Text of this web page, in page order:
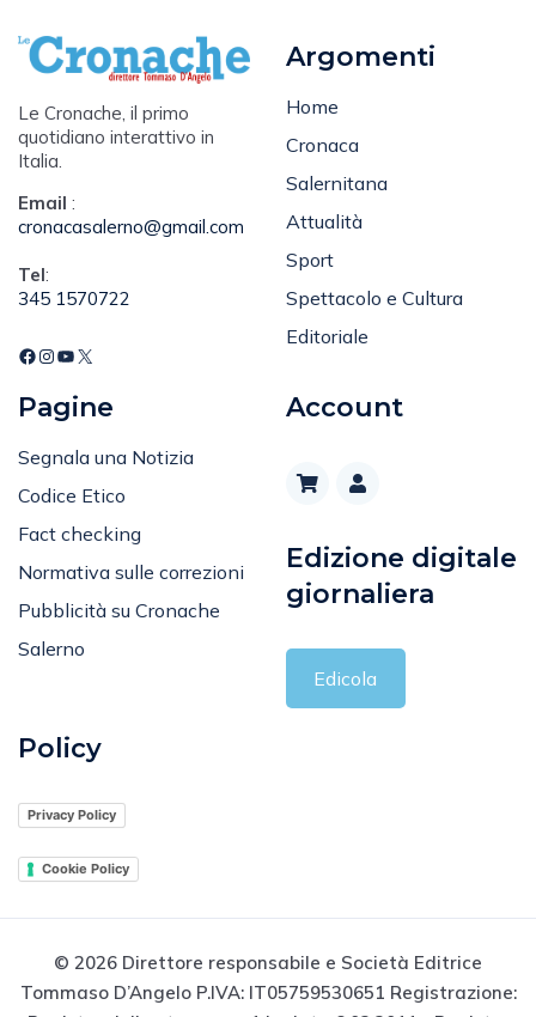
Le Cronache, il primo
quotidiano interattivo in
Italia.
Email :
cronacasalerno@gmail.com
Tel:
345 1570722
Argomenti
Home
Cronaca
Salernitana
Attualità
Sport
Spettacolo e Cultura
Editoriale
Pagine
Segnala una Notizia
Codice Etico
Fact checking
Normativa sulle correzioni
Pubblicità su Cronache
Salerno
Account
Edizione digitale
giornaliera
Edicola
Policy
Privacy Policy
Cookie Policy
© 2026 Direttore responsabile e Società Editrice
Tommaso D’Angelo P.IVA: IT05759530651 Registrazione: